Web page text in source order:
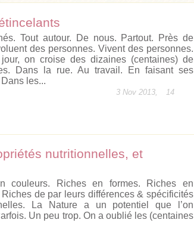
Tout autour. De nous. Partout. Près de
des personnes. Vivent des personnes.
on croise des dizaines (centaines) de
Dans la rue. Au travail. En faisant ses
les...
3 Nov 2013, 14
nutritionnelles, et
couleurs. Riches en formes. Riches en
de par leurs différences & spécificités
La Nature a un potentiel que l’on
Un peu trop. On a oublié les (centaines